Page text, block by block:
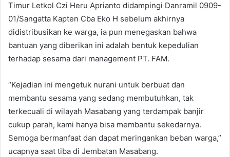
Timur Letkol Czi Heru Aprianto didampingi Danramil 0909-
01/Sangatta Kapten Cba Eko H sebelum akhirnya
didistribusikan ke warga, ia pun menegaskan bahwa
bantuan yang diberikan ini adalah bentuk kepedulian
terhadap sesama dari management PT. FAM.
“Kejadian ini mengetuk nurani untuk berbuat dan
membantu sesama yang sedang membutuhkan, tak
terkecuali di wilayah Masabang yang terdampak banjir
cukup parah, kami hanya bisa membantu sekedarnya.
Semoga bermanfaat dan dapat meringankan beban warga,”
ucapnya saat tiba di Jembatan Masabang.